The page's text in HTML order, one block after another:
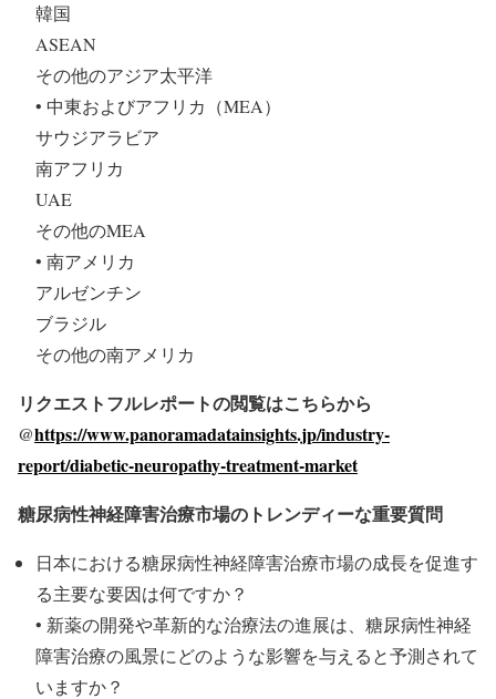
韓国
ASEAN
その他のアジア太平洋
• 中東およびアフリカ（MEA）
サウジアラビア
南アフリカ
UAE
その他のMEA
• 南アメリカ
アルゼンチン
ブラジル
その他の南アメリカ
リクエストフルレポートの閲覧はこちらから
@https://www.panoramadatainsights.jp/industry-
report/diabetic-neuropathy-treatment-market
糖尿病性神経障害治療市場のトレンディーな重要質問
日本における糖尿病性神経障害治療市場の成長を促進す
る主要な要因は何ですか？
• 新薬の開発や革新的な治療法の進展は、糖尿病性神経
障害治療の風景にどのような影響を与えると予測されて
いますか？